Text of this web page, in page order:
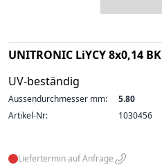
UNITRONIC LiYCY 8x0,14 BK
UV-beständig
Aussendurchmesser mm:
5.80
Artikel-Nr:
1030456
Liefertermin auf Anfrage